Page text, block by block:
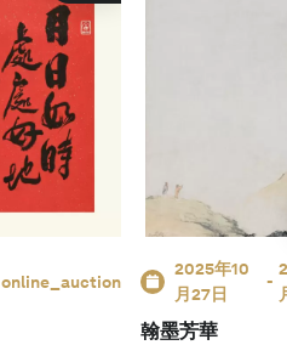
online_auction
2025年10
月27日
-
翰墨芳華